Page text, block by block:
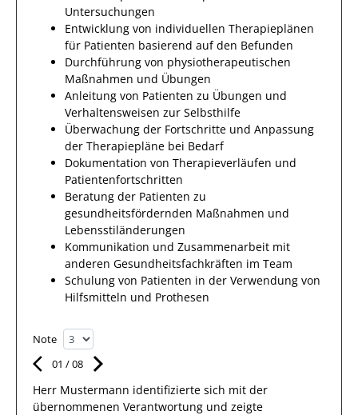
Untersuchungen
Entwicklung von individuellen Therapieplänen
für Patienten basierend auf den Befunden
Durchführung von physiotherapeutischen
Maßnahmen und Übungen
Anleitung von Patienten zu Übungen und
Verhaltensweisen zur Selbsthilfe
Überwachung der Fortschritte und Anpassung
der Therapiepläne bei Bedarf
Dokumentation von Therapieverläufen und
Patientenfortschritten
Beratung der Patienten zu
gesundheitsfördernden Maßnahmen und
Lebensstiländerungen
Kommunikation und Zusammenarbeit mit
anderen Gesundheitsfachkräften im Team
Schulung von Patienten in der Verwendung von
Hilfsmitteln und Prothesen
Note
01 /08
Herr Mustermann identifizierte sich mit der
übernommenen Verantwortung und zeigte